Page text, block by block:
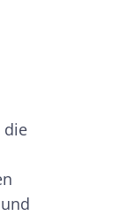
die